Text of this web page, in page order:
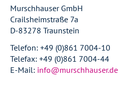
Murschhauser GmbH
Crailsheimstraße 7a
D-83278 Traunstein
Telefon: +49 (0)861 7004-10
Telefax: +49 (0)861 7004-44
E-Mail: info@murschhauser.de